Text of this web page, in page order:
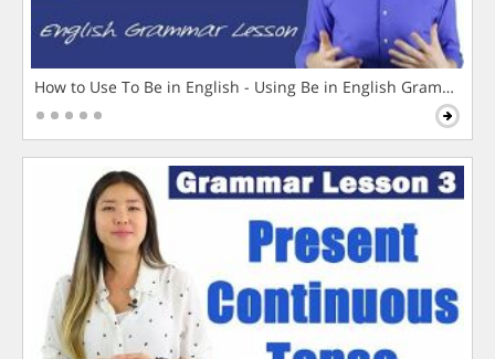
How to Use To Be in English - Using Be in English Grammar